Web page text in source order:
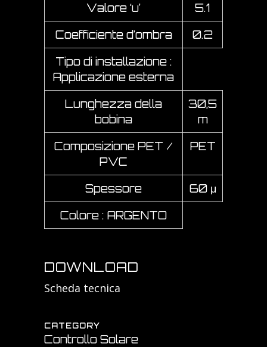
Valore ‘u’ 5.1
Coefficiente d’ombra 0.2
Tipo di installazione :
Applicazione esterna
Lunghezza della
bobina
30,5
m
Composizione PET /
PVC
PET
Spessore 60 μ
Colore : ARGENTO
DOWNLOAD
Scheda tecnica
CATEGORY
Controllo Solare